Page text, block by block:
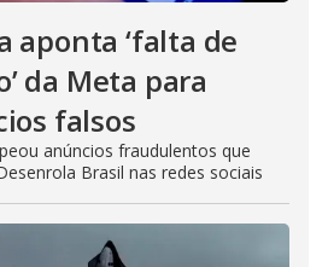
aponta ‘falta de
da Meta para
falsos
anúncios fraudulentos que
Brasil nas redes sociais